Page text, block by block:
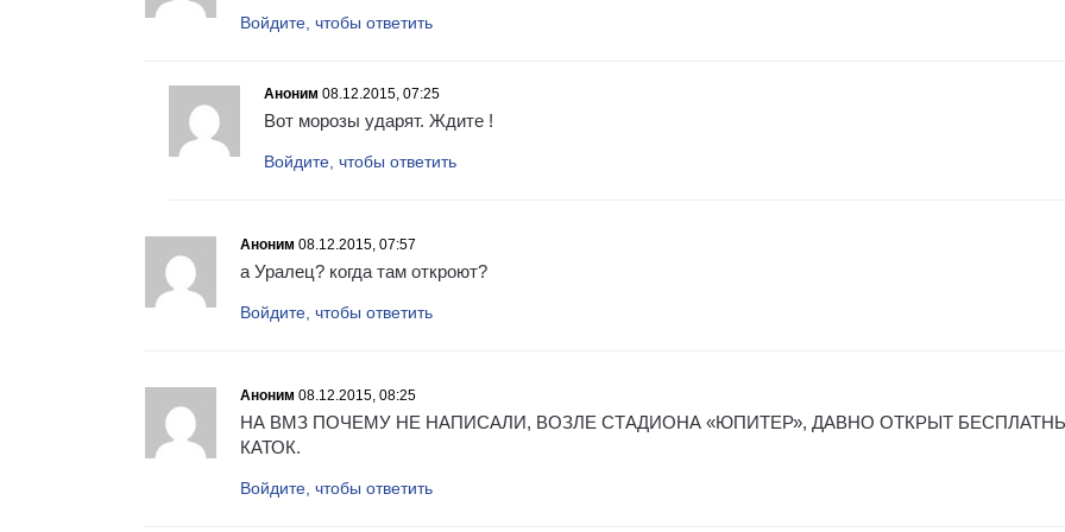
Войдите, чтобы ответить
Аноним 08.12.2015, 07:25
Вот морозы ударят. Ждите !
Войдите, чтобы ответить
Аноним 08.12.2015, 07:57
а Уралец? когда там откроют?
Войдите, чтобы ответить
Аноним 08.12.2015, 08:25
НА ВМЗ ПОЧЕМУ НЕ НАПИСАЛИ, ВОЗЛЕ СТАДИОНА «ЮПИТЕР», ДАВНО ОТКРЫТ
КАТОК.
Войдите, чтобы ответить